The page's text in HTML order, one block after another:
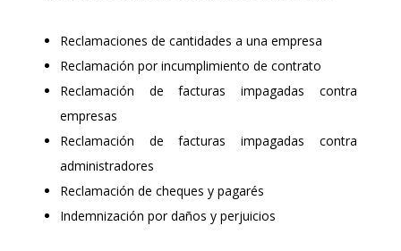
Reclamaciones de cantidades a una empresa
Reclamación por incumplimiento de contrato
Reclamación de facturas impagadas contra
empresas
Reclamación de facturas impagadas contra
administradores
Reclamación de cheques y pagarés
Indemnización por daños y perjuicios